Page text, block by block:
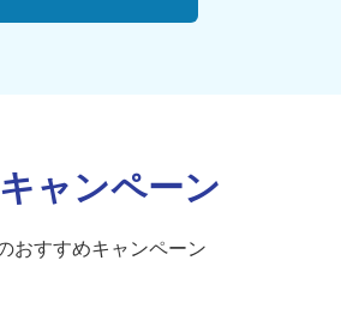
キャンペーン
おすすめキャンペーン